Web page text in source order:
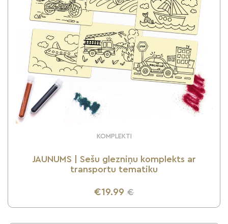
KOMPLEKTI
JAUNUMS | Sešu glezniņu komplekts ar
transportu tematiku
€19.99 €
UZZINI VAIRĀK